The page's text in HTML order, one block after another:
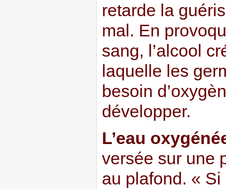
retarde la
mal. En
sang, l’alcool
laquelle les
besoin
développer.
L’eau
versée sur une
au plafond. « Si